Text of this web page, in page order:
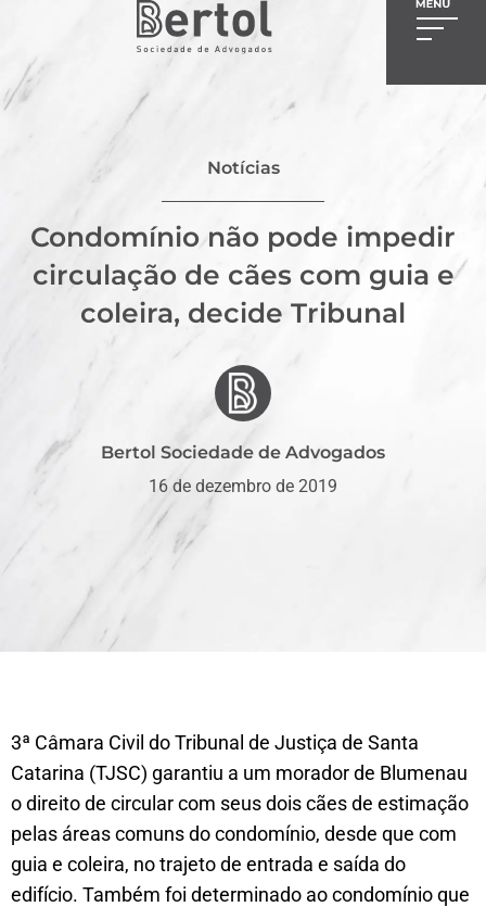
Notícias
Condomínio não pode impedir
circulação de cães com guia e
coleira, decide Tribunal
Bertol Sociedade de Advogados
16 de dezembro de 2019
3ª Câmara Civil do Tribunal de Justiça de Santa
Catarina (TJSC) garantiu a um morador de Blumenau
o direito de circular com seus dois cães de estimação
pelas áreas comuns do condomínio, desde que com
guia e coleira, no trajeto de entrada e saída do
edifício. Também foi determinado ao condomínio que